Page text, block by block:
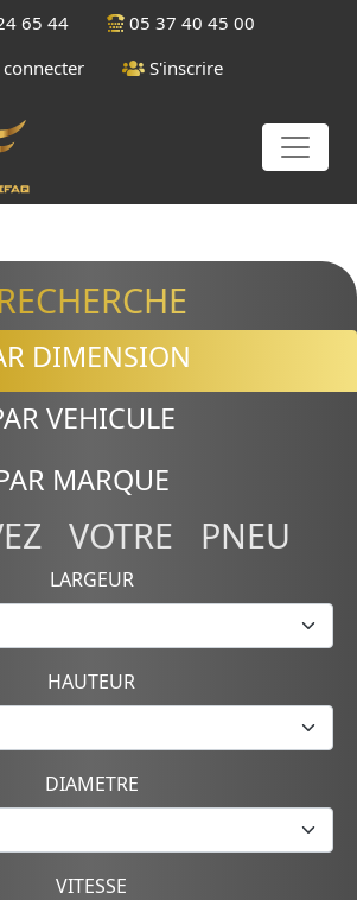
65 44
05 37 40 45 00
connecter
S'inscrire
DIMENSION
VEHICULE
MARQUE
VOTRE PNEU
LARGEUR
HAUTEUR
DIAMETRE
VITESSE